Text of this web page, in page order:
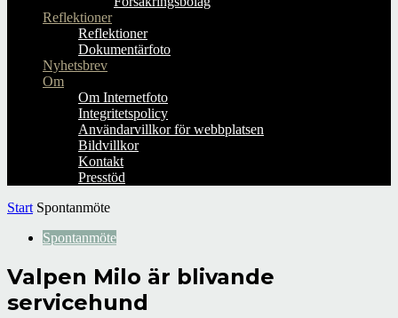
Reflektioner
Reflektioner
Dokumentärfoto
Nyhetsbrev
Om
Om Internetfoto
Integritetspolicy
Användarvillkor för webbplatsen
Bildvillkor
Kontakt
Presstöd
Start Spontanmöte
Spontanmöte
Valpen Milo är blivande
servicehund